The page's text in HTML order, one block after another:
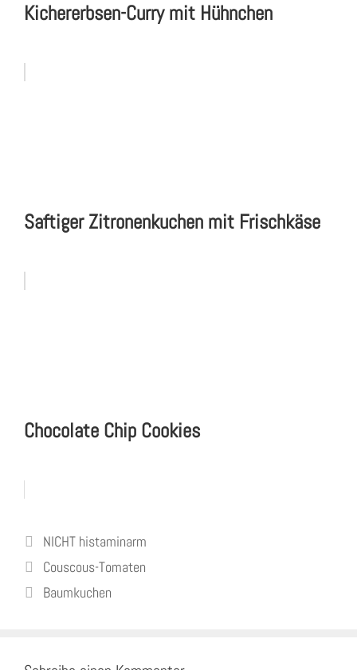
Kichererbsen-Curry mit Hühnchen
Saftiger Zitronenkuchen mit Frischkäse
Chocolate Chip Cookies
Kategorien
NICHT histaminarm
Couscous-Tomaten
Baumkuchen